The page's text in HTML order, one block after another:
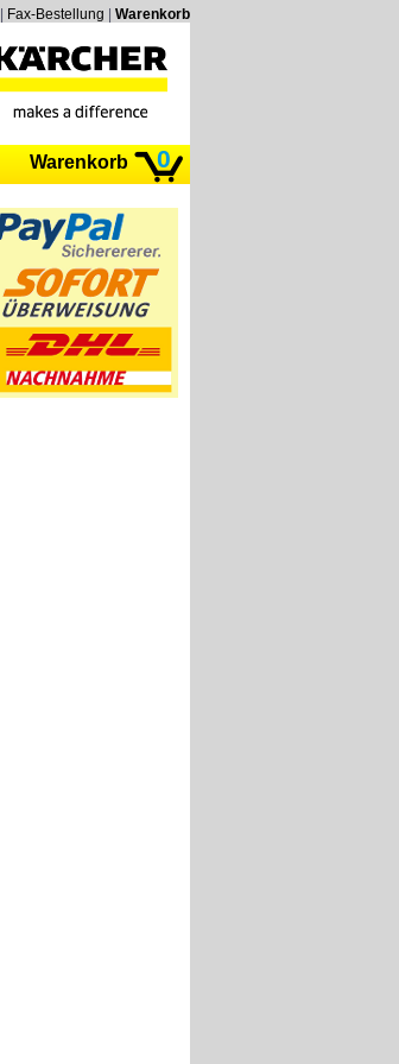
Fax-Bestellung Warenkorb
Warenkorb 0